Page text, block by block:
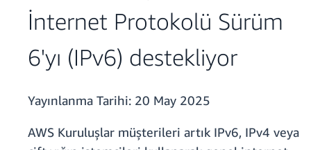
İnternet Protokolü Sürüm
6'yı (IPv6) destekliyor
Yayınlanma Tarihi: 20 May 2025
AWS Kuruluşlar müşterileri artık IPv6, IPv4 veya